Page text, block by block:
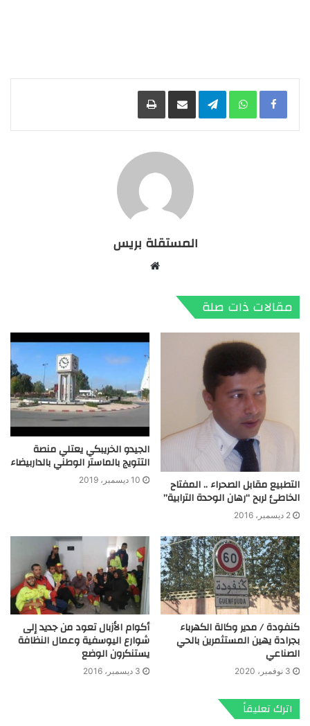
Facebook
WhatsApp
Telegramمشاركة عبر البريد طباعة
المستقلة بريس
مقالات ذات صلة
التطبيع مقابل الصحراء .. المفتاح
الخاطئ لربح “رهان الوحدة الترابية”
2 ديسمبر، 2016
الجيدو الخريبكي يعتلي منصة
التتويج بالماستر الوطني بالداربيضاء
10 ديسمبر، 2019
كنفودة / مدير وكالة الكهرباء
بجرادة يهين المستثمرين بالحي
الصناعي
3 نوفمبر، 2020
أكوام الأزبال تعود من جديد إلى
شوارع اليوسفية وعمال النظافة
يستنكرون الوضع
3 ديسمبر، 2016
اترك تعليقاً